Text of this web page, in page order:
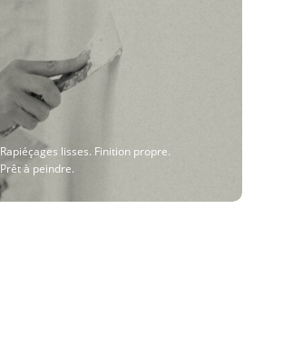
Rapiéçages lisses. Finition propre.
Prêt à peindre.